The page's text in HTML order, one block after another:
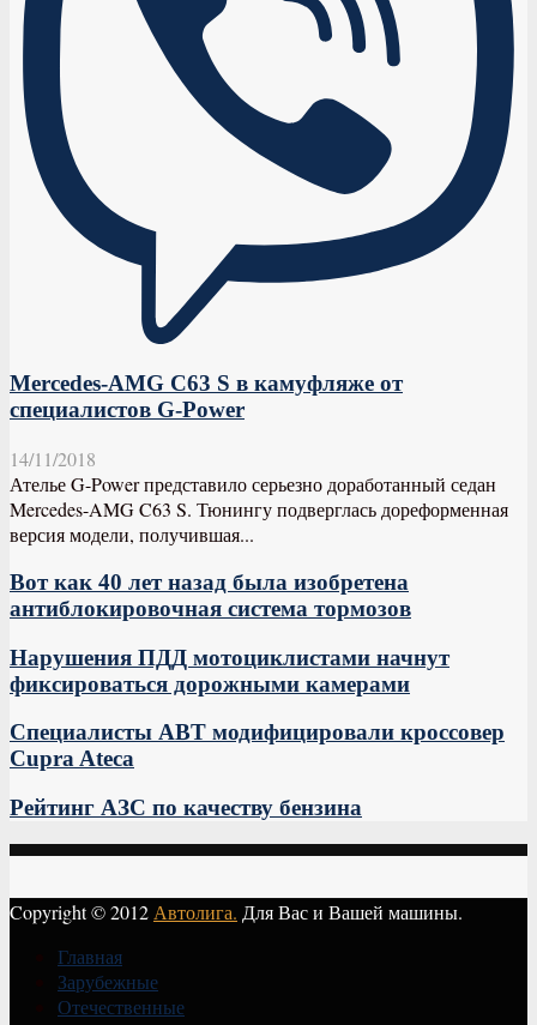
Mercedes-AMG C63 S в камуфляже от
специалистов G-Power
14/11/2018
Ателье G-Power представило серьезно доработанный седан
Mercedes-AMG C63 S. Тюнингу подверглась дореформенная
версия модели, получившая...
Вот как 40 лет назад была изобретена
антиблокировочная система тормозов
Нарушения ПДД мотоциклистами начнут
фиксироваться дорожными камерами
Специалисты ABT модифицировали кроссовер
Cupra Ateca
Рейтинг АЗС по качеству бензина
Copyright © 2012 Автолига. Для Вас и Вашей машины.
Главная
Зарубежные
Отечественные